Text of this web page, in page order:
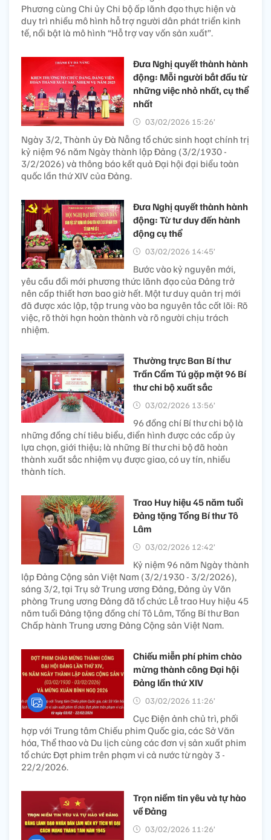
Phương cùng Chi ủy Chi bộ ấp lãnh đạo thực hiện và
duy trì nhiều mô hình hỗ trợ người dân phát triển kinh
tế, nổi bật là mô hình “Hỗ trợ vay vốn sản xuất”.
Đưa Nghị quyết thành hành
động: Mỗi người bắt đầu từ
những việc nhỏ nhất, cụ thể
nhất
03/02/2026 15:26’
Ngày 3/2, Thành ủy Đà Nẵng tổ chức sinh hoạt chính trị
kỷ niệm 96 năm Ngày thành lập Đảng (3/2/1930 -
3/2/2026) và thông báo kết quả Đại hội đại biểu toàn
quốc lần thứ XIV của Đảng.
Đưa Nghị quyết thành hành
động: Từ tư duy đến hành
động cụ thể
03/02/2026 14:45’
Bước vào kỷ nguyên mới,
yêu cầu đổi mới phương thức lãnh đạo của Đảng trở
nên cấp thiết hơn bao giờ hết. Một tư duy quản trị mới
đã được xác lập, tập trung vào ba nguyên tắc cốt lõi: Rõ
việc, rõ thời hạn hoàn thành và rõ người chịu trách
nhiệm.
Thường trực Ban Bí thư
Trần Cẩm Tú gặp mặt 96 Bí
thư chi bộ xuất sắc
03/02/2026 13:56’
96 đồng chí Bí thư chi bộ là
những đồng chí tiêu biểu, điển hình được các cấp ủy
lựa chọn, giới thiệu; là những Bí thư chi bộ đã hoàn
thành xuất sắc nhiệm vụ được giao, có uy tín, nhiều
thành tích.
Trao Huy hiệu 45 năm tuổi
Đảng tặng Tổng Bí thư Tô
Lâm ​
03/02/2026 12:42’
Kỷ niệm 96 năm Ngày thành
lập Đảng Cộng sản Việt Nam (3/2/1930 - 3/2/2026),
sáng 3/2, tại Trụ sở Trung ương Đảng, Đảng ủy Văn
phòng Trung ương Đảng đã tổ chức Lễ trao Huy hiệu 45
năm tuổi Đảng tặng đồng chí Tô Lâm, Tổng Bí thư Ban
Chấp hành Trung ương Đảng Cộng sản Việt Nam.
Chiếu miễn phí phim chào
mừng thành công Đại hội
Đảng lần thứ XIV
03/02/2026 11:26’
Cục Điện ảnh chủ trì, phối
hợp với Trung tâm Chiếu phim Quốc gia, các Sở Văn
hóa, Thể thao và Du lịch cùng các đơn vị sản xuất phim
tổ chức Đợt phim trên phạm vi cả nước từ ngày 3 -
22/2/2026.
Trọn niềm tin yêu và tự hào
về Đảng
03/02/2026 11:26’